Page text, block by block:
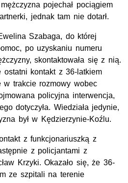
pojechał pociągiem
jednak tam nie dotarł.
Szabaga, do której
po uzyskaniu numeru
skontaktowała się z nią.
ostatni kontakt z 36-latkiem
w trakcie rozmowy wobec
policyjna interwencja,
dotyczyła. Wiedziała jedynie,
był w Kędzierzynie-Koźlu.
z funkcjonariuszką z
z policjantami z
Krzyki. Okazało się, że 36-
ze szpitali na terenie